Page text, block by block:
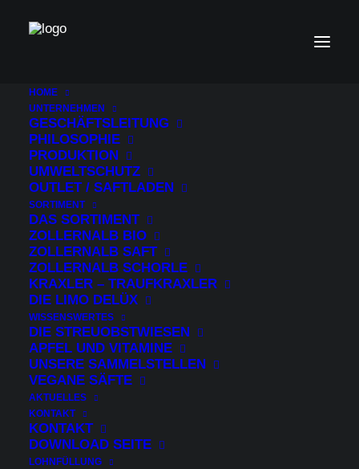
HOME
UNTERNEHMEN
GESCHÄFTSLEITUNG
PHILOSOPHIE
PRODUKTION
UMWELTSCHUTZ
OUTLET / SAFTLADEN
SORTIMENT
DAS SORTIMENT
ZOLLERNALB BIO
ZOLLERNALB SAFT
ZOLLERNALB SCHORLE
KRAXLER – TRAUFKRAXLER
DIE LIMO DELÜX
WISSENSWERTES
DIE STREUOBSTWIESEN
APFEL UND VITAMINE
UNSERE SAMMELSTELLEN
VEGANE SÄFTE
AKTUELLES
KONTAKT
KONTAKT
DOWNLOAD SEITE
LOHNFÜLLUNG
Versand & Lieferung
Preise, Versandkosten und
Lieferinformationen:
Die auf den Produktseiten genannten Preise
enthalten die gesetzliche Mehrwertsteuer und
sonstige Preisbestandteile.
Wir liefern nur innerhalb Deutschlands.
Zusätzlich zu den angegebenen Preisen
berechnen wir für die Lieferung innerhalb
Deutschlands je nach Flaschenmenge bzw.
Versandkartons enspechende Preise: